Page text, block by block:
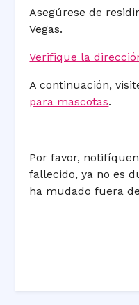
Asegúrese de
Vegas.
Verifique la
A continuación,
para mascotas.
Por favor,
fallecido, ya no es
ha mudado fuera